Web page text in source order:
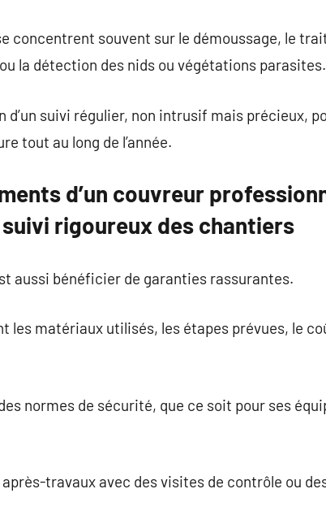
concentrent souvent sur le démoussage, le
la détection des nids ou végétations parasites.
d’un suivi régulier, non intrusif mais précieux,
tout au long de l’année.
d’un couvreur
rigoureux des chantiers
aussi bénéficier de garanties rassurantes.
les matériaux utilisés, les étapes prévues, le
normes de sécurité, que ce soit pour ses
travaux avec des visites de contrôle ou